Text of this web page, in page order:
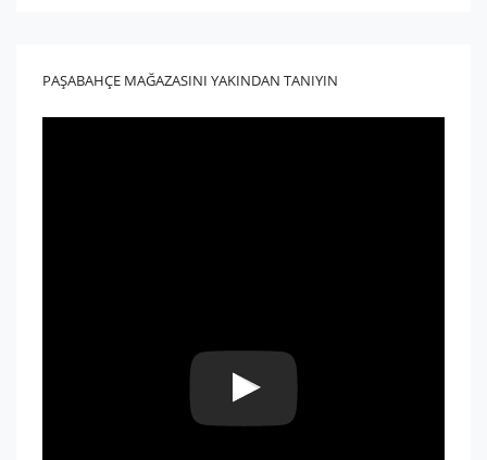
PAŞABAHÇE MAĞAZASINI YAKINDAN TANIYIN